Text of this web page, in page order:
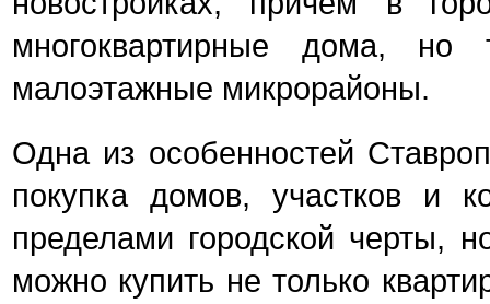
многоквартирные дома, но
малоэтажные микрорайоны.
Одна из особенностей
покупка домов, участков и
пределами городской черты,
можно купить не только